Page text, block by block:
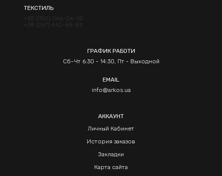
ТЕКСТИЛЬ
+38 (050) 066-06-30
+38 (067) 462-68-83
ГРАФИК РАБОТИ
Сб-Чт 6:30 - 14:30, Пт - Выходной
EMAIL
info@arkos.ua
АККАУНТ
Личный Кабинет
История заказов
Закладки
Карта сайта